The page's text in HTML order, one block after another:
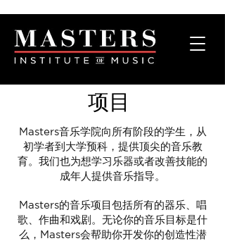
项目
Masters音乐学院向所有阶段的学生，从
初学者到大学预科，提供顶尖的音乐教
育。我们也为想学习乐器或者改善技能的
成年人提供音乐指导。
Masters的音乐项目包括所有的器乐、唱
歌、作曲和戏剧。无论你的音乐目标是什
么，Masters会帮助你开发你的创造性潜